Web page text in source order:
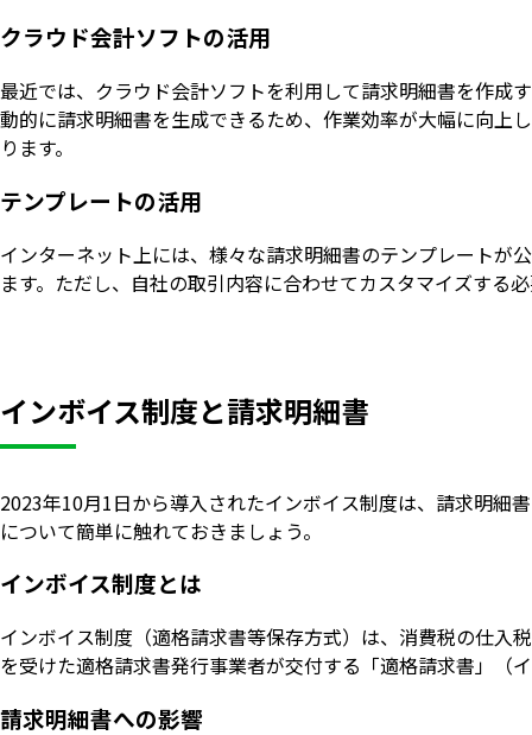
クラウド会計ソフトの活用
最近では、クラウド会計ソフトを利用して請求明細書を作成
動的に請求明細書を生成できるため、作業効率が大幅に向上
ります。
テンプレートの活用
インターネット上には、様々な請求明細書のテンプレートが
ます。ただし、自社の取引内容に合わせてカスタマイズする
インボイス制度と請求明細書
2023年10月1日から導入されたインボイス制度は、請求明細
について簡単に触れておきましょう。
インボイス制度とは
インボイス制度（適格請求書等保存方式）は、消費税の仕入
を受けた適格請求書発行事業者が交付する「適格請求書」（
請求明細書への影響